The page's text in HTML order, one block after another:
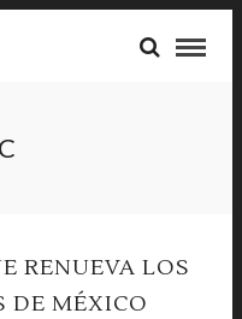
RENUEVA LOS
DE MÉXICO